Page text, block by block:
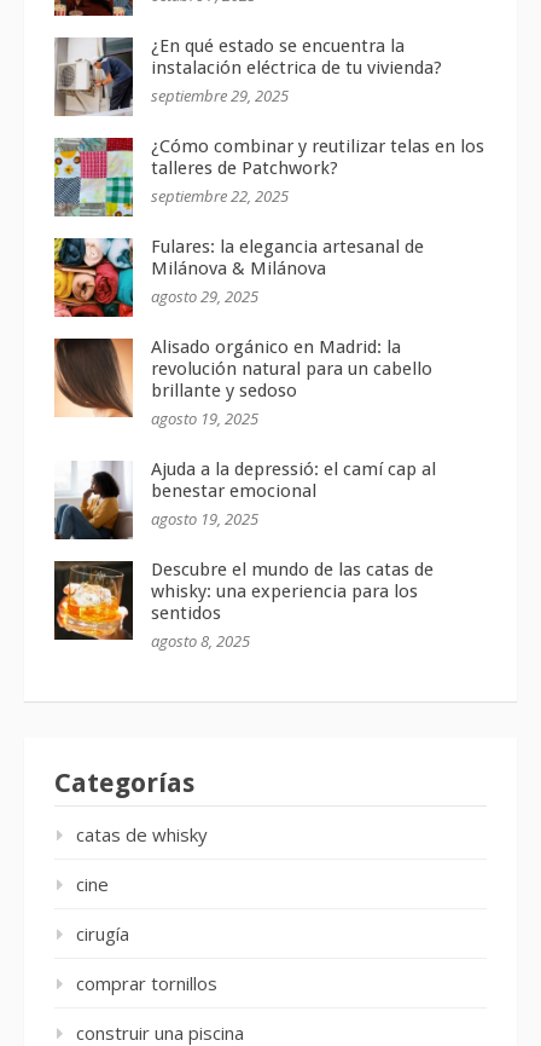
¿En qué estado se encuentra la
instalación eléctrica de tu vivienda?
septiembre 29, 2025
¿Cómo combinar y reutilizar telas en los
talleres de Patchwork?
septiembre 22, 2025
Fulares: la elegancia artesanal de
Milánova & Milánova
agosto 29, 2025
Alisado orgánico en Madrid: la
revolución natural para un cabello
brillante y sedoso
agosto 19, 2025
Ajuda a la depressió: el camí cap al
benestar emocional
agosto 19, 2025
Descubre el mundo de las catas de
whisky: una experiencia para los
sentidos
agosto 8, 2025
Categorías
catas de whisky
cine
cirugía
comprar tornillos
construir una piscina